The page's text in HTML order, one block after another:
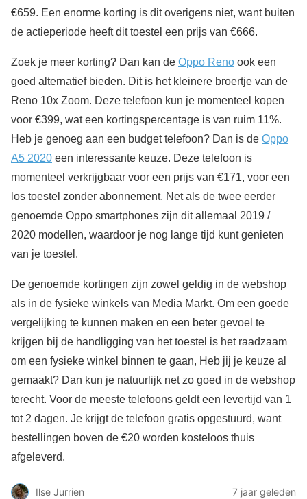
€659. Een enorme korting is dit overigens niet, want buiten
de actieperiode heeft dit toestel een prijs van €666.
Zoek je meer korting? Dan kan de Oppo Reno ook een
goed alternatief bieden. Dit is het kleinere broertje van de
Reno 10x Zoom. Deze telefoon kun je momenteel kopen
voor €399, wat een kortingspercentage is van ruim 11%.
Heb je genoeg aan een budget telefoon? Dan is de Oppo
A5 2020 een interessante keuze. Deze telefoon is
momenteel verkrijgbaar voor een prijs van €171, voor een
los toestel zonder abonnement. Net als de twee eerder
genoemde Oppo smartphones zijn dit allemaal 2019 /
2020 modellen, waardoor je nog lange tijd kunt genieten
van je toestel.
De genoemde kortingen zijn zowel geldig in de webshop
als in de fysieke winkels van Media Markt. Om een goede
vergelijking te kunnen maken en een beter gevoel te
krijgen bij de handligging van het toestel is het raadzaam
om een fysieke winkel binnen te gaan, Heb jij je keuze al
gemaakt? Dan kun je natuurlijk net zo goed in de webshop
terecht. Voor de meeste telefoons geldt een levertijd van 1
tot 2 dagen. Je krijgt de telefoon gratis opgestuurd, want
bestellingen boven de €20 worden kosteloos thuis
afgeleverd.
Ilse Jurrien
7 jaar geleden